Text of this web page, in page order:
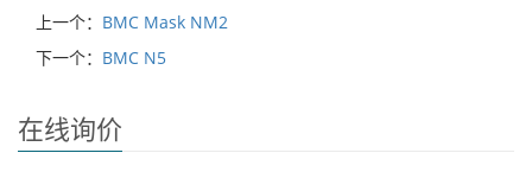
上一个： BMC Mask NM2
下一个： BMC N5
在线询价